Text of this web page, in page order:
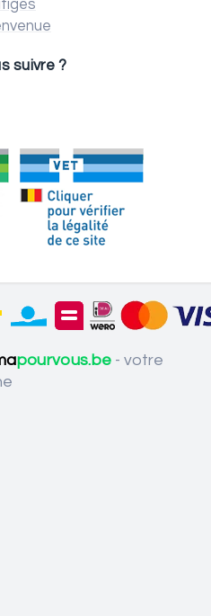
suivre ?
pourvous.be - votre